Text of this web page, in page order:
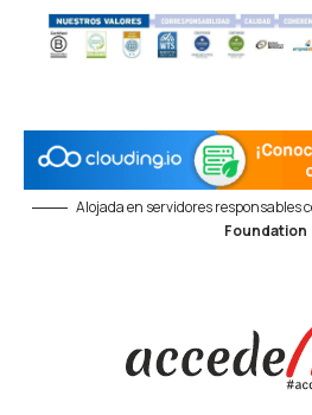
Alojada en servidores responsables
Foundation